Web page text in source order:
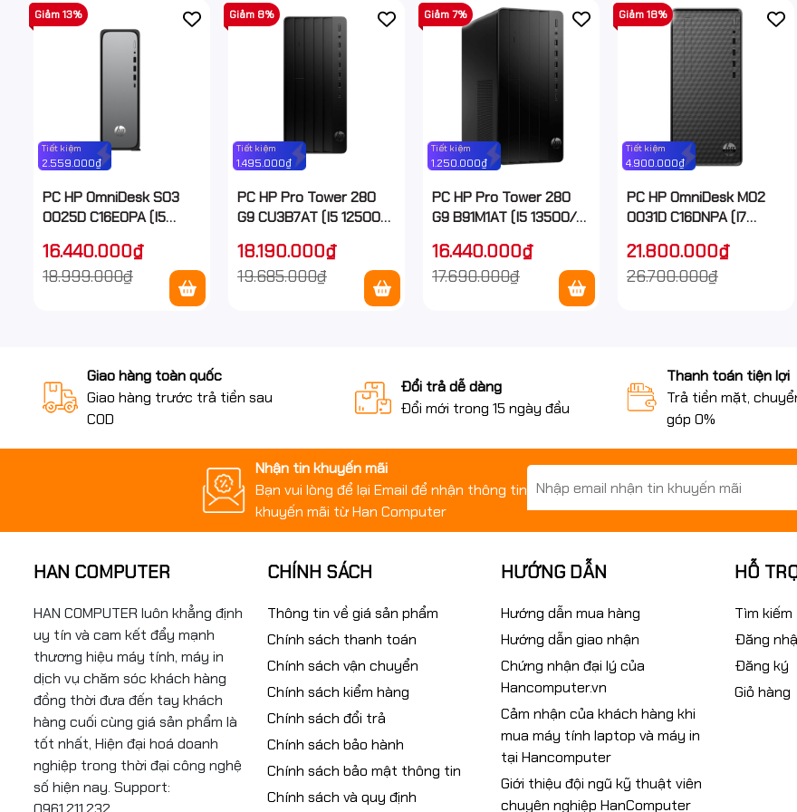
Tiết kiệm
2.559.000₫
Giảm 13%
PC HP OmniDesk S03
0025D C16E0PA (I5
SSD/ WiFi + BT/ Key/
Mouse/ Win11/ 1Y)
16.440.000₫
18.999.000₫
Tiết kiệm
1.495.000₫
Giảm 8%
PC HP Pro Tower 280
G9 CU3B7AT (I5 12500/
BT/ Key/ Mouse/ Win11/
1Y)
18.190.000₫
19.685.000₫
Tiết kiệm
1.250.000₫
Giảm 7%
PC HP Pro Tower 280
G9 B91M1AT (I5 13500/
BT/ Key/ Mouse/ Win11/
1Y)
16.440.000₫
17.690.000₫
Tiết kiệm
4.900.000₫
Giảm 18%
PC HP OmniDesk M02
0031D C16DNPA (I7
SSD/ Wifi + BT/ Key/
Mouse/ Win11/ 1Y)
21.800.000₫
26.700.000₫
Giao hàng toàn quốc
Giao hàng trước trả tiền sau
COD
Đổi trả dễ dàng
Đổi mới trong 15 ngày đầu
Thanh toán tiện lợi
Trả tiền mặt,
góp 0%
Nhận tin khuyến mãi
Bạn vui lòng để lại Email để nhận thông tin
khuyến mãi từ Han Computer
HAN COMPUTER
HAN COMPUTER luôn khẳng định
uy tín và cam kết đẩy mạnh
thương hiệu máy tính, máy in
dịch vụ chăm sóc khách hàng
đồng thời đưa đến tay khách
hàng cuối cùng giá sản phẩm là
tốt nhất, Hiện đại hoá doanh
nghiệp trong thời đại công nghệ
số hiện nay. Support:
CHÍNH SÁCH
Thông tin về giá sản phẩm
Chính sách thanh toán
Chính sách vận chuyển
Chính sách kiểm hàng
Chính sách đổi trả
Chính sách bảo hành
Chính sách bảo mật thông tin
Chính sách và quy định
HƯỚNG DẪN
Hướng dẫn mua hàng
Hướng dẫn giao nhận
Chứng nhận đại lý của
Hancomputer.vn
Cảm nhận của khách hàng khi
mua máy tính laptop và máy in
tại Hancomputer
Giới thiệu đội ngũ kỹ thuật viên
chuyên nghiệp HanComputer
HỖ
Tìm kiếm
Đăng
Đăng ký
Giỏ hàng